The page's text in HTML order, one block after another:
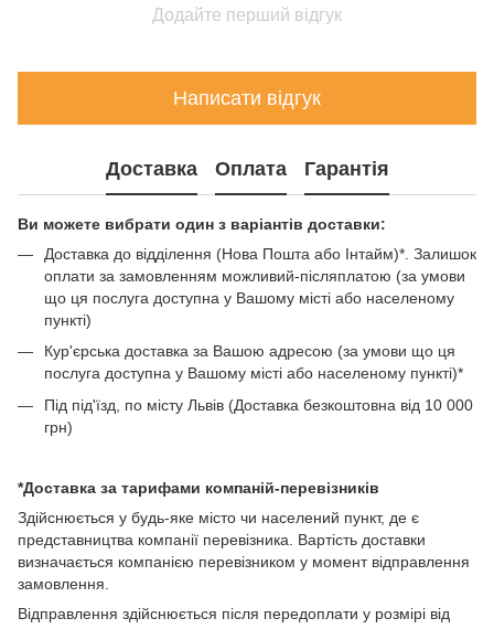
Додайте перший відгук
Написати відгук
Доставка Оплата Гарантія
Ви можете вибрати один з варіантів доставки:
Доставка до відділення (Нова Пошта або Інтайм)*. Залишок
оплати за замовленням можливий-післяплатою (за умови
що ця послуга доступна у Вашому місті або населеному
пункті)
Кур'єрська доставка за Вашою адресою (за умови що ця
послуга доступна у Вашому місті або населеному пункті)*
Під під'їзд, по місту Львів (Доставка безкоштовна від 10 000
грн)
*Доставка за тарифами компаній-перевізників
Здійснюється у будь-яке місто чи населений пункт, де є
представництва компанії перевізника. Вартість доставки
визначається компанією перевізником у момент відправлення
замовлення.
Відправлення здійснюється після передоплати у розмірі від